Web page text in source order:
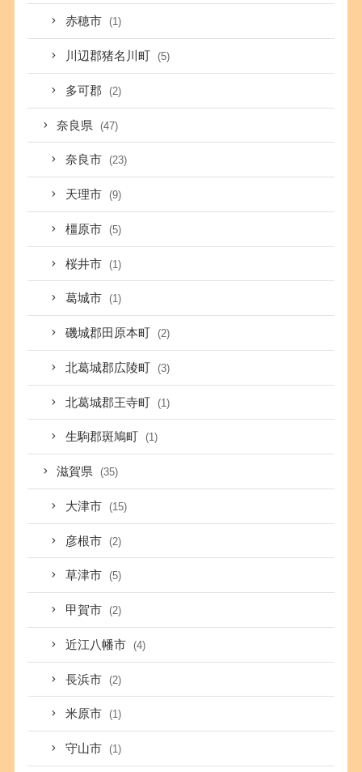
赤穂市 (1)
川辺郡猪名川町 (5)
多可郡 (2)
奈良県 (47)
奈良市 (23)
天理市 (9)
橿原市 (5)
桜井市 (1)
葛城市 (1)
磯城郡田原本町 (2)
北葛城郡広陵町 (3)
北葛城郡王寺町 (1)
生駒郡斑鳩町 (1)
滋賀県 (35)
大津市 (15)
彦根市 (2)
草津市 (5)
甲賀市 (2)
近江八幡市 (4)
長浜市 (2)
米原市 (1)
守山市 (1)